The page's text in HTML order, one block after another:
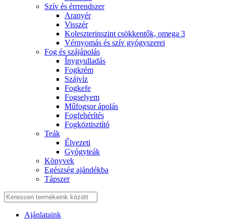
Szív és érrrendszer
Aranyér
Visszér
Koleszterinszint csökkentők, omega 3
Vérnyomás és szív gyógyszerei
Fog és szájápolás
Í́nygyulladás
Fogkrém
Szájvíz
Fogkefe
Fogselyem
Műfogsor ápolás
Fogfehérítés
Fogköztisztító
Teák
É́lvezeti
Gyógyteák
Könyvek
Egészség ajándékba
Tápszer
Ajánlataink